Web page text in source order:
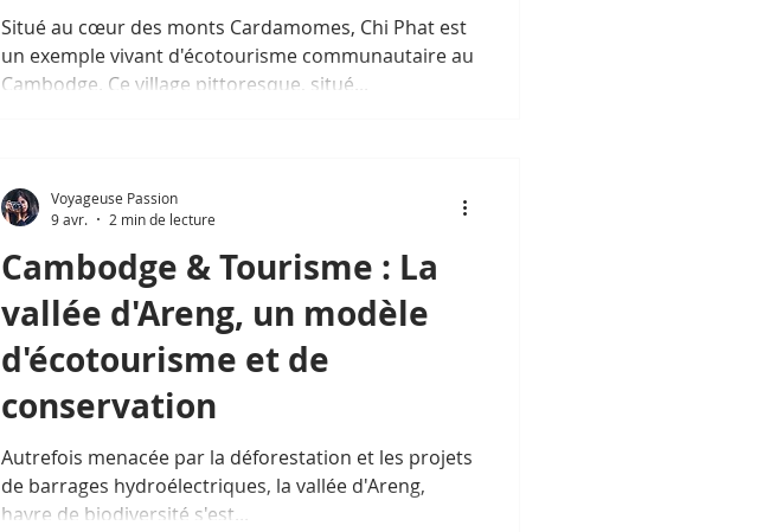
Situé au cœur des monts Cardamomes, Chi Phat est
un exemple vivant d'écotourisme communautaire au
Cambodge. Ce village pittoresque, situé...
Cambodge & Tourisme : La
vallée d'Areng, un modèle
d'écotourisme et de
conservation
Autrefois menacée par la déforestation et les projets
de barrages hydroélectriques, la vallée d'Areng,
havre de biodiversité s'est...
Voyageuse Passion
9 avr.
2 min de lecture